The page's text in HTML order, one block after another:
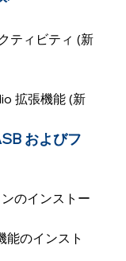
ティビティ (新
拡張機能 (新
およびフ
のインストー
能のインスト